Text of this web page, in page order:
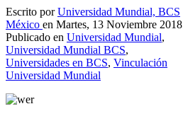
Escrito porUniversidad Mundial, BCS
México en Martes, 13 Noviembre
Publicado en Universidad Mundial,
Universidad Mundial BCS,
Universidades en BCS, Vinculación
Universidad Mundial